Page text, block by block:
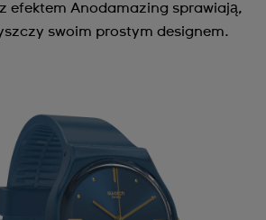
efektem Anodamazing sprawiają,
swoim prostym designem.